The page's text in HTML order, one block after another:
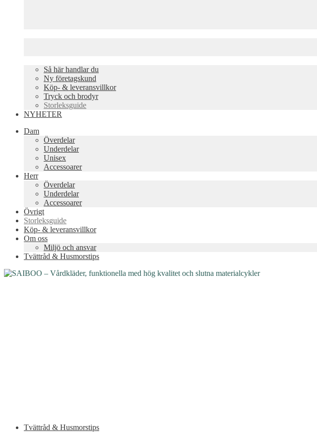
Så här handlar du
Ny företagskund
Köp- & leveransvillkor
Tryck och brodyr
Storleksguide
NYHETER
Dam
Överdelar
Underdelar
Unisex
Accessoarer
Herr
Överdelar
Underdelar
Accessoarer
Övrigt
Storleksguide
Köp- & leveransvillkor
Om oss
Miljö och ansvar
Tvättråd & Husmorstips
Tvättråd & Husmorstips